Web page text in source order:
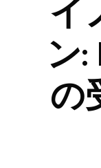
イ
ン
の